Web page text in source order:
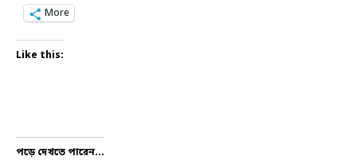
More
Like this:
পড়ে দেখতে পারেন...